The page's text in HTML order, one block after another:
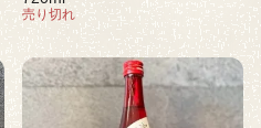
売り切れ